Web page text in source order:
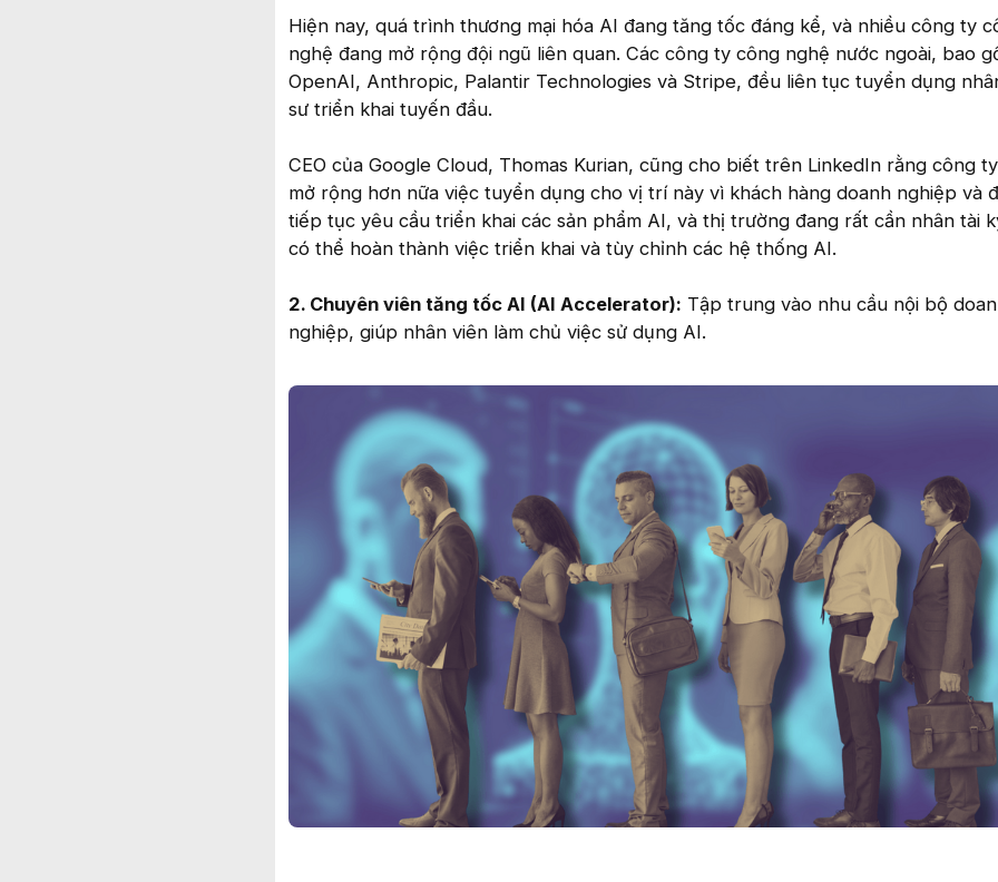
Hiện nay, quá trình thương mại hóa AI đang tăng tốc đáng kể, và nhiều công ty
nghệ đang mở rộng đội ngũ liên quan. Các công ty công nghệ nước ngoài, bao
OpenAI, Anthropic, Palantir Technologies và Stripe, đều liên tục tuyển dụng
sư triển khai tuyến đầu.
CEO của Google Cloud, Thomas Kurian, cũng cho biết trên LinkedIn rằng công
mở rộng hơn nữa việc tuyển dụng cho vị trí này vì khách hàng doanh nghiệp và
tiếp tục yêu cầu triển khai các sản phẩm AI, và thị trường đang rất cần nhân tài
có thể hoàn thành việc triển khai và tùy chỉnh các hệ thống AI.
2. Chuyên viên tăng tốc AI (AI Accelerator): Tập trung vào nhu cầu nội bộ
nghiệp, giúp nhân viên làm chủ việc sử dụng AI.